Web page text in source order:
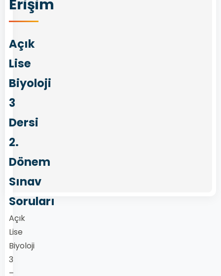
Erişim
Açık
Lise
Biyoloji
3
Dersi
2.
Dönem
Sınav
Soruları
Açık
Lise
Biyoloji
3
–